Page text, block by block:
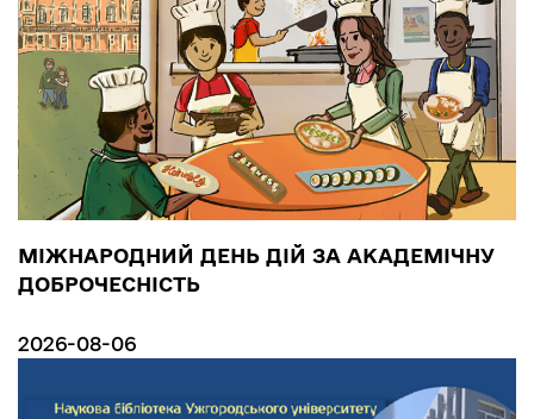
МІЖНАРОДНИЙ ДЕНЬ ДІЙ ЗА АКАДЕМІЧНУ
ДОБРОЧЕСНІСТЬ
2026-08-06